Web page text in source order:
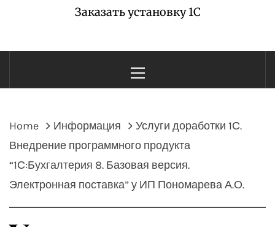
Заказать установку 1С
Menu
Home Информация
Услуги доработки 1С.
Внедрение программного продукта
“1С:Бухгалтерия 8. Базовая версия.
Электронная поставка” у ИП Пономарева А.О.